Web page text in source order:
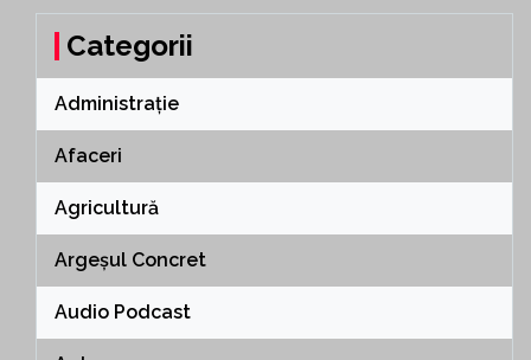
Categorii
Administrație
Afaceri
Agricultură
Argeșul Concret
Audio Podcast